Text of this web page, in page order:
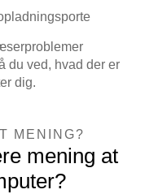
du ved, hvad der er
dig.
MENING?
mening at